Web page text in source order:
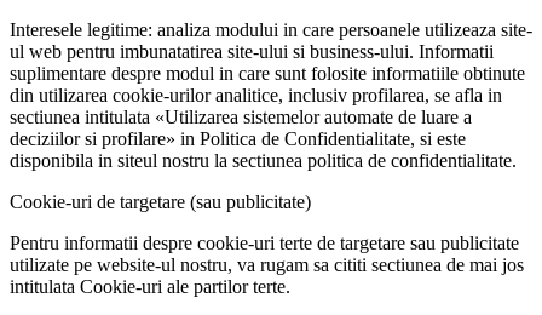
Interesele legitime: analiza modului in care persoanele utilizeaza site-
ul web pentru imbunatatirea site-ului si business-ului. Informatii
suplimentare despre modul in care sunt folosite informatiile obtinute
din utilizarea cookie-urilor analitice, inclusiv profilarea, se afla in
sectiunea intitulata «Utilizarea sistemelor automate de luare a
deciziilor si profilare» in Politica de Confidentialitate, si este
disponibila in siteul nostru la sectiunea politica de confidentialitate.
Cookie-uri de targetare (sau publicitate)
Pentru informatii despre cookie-uri terte de targetare sau publicitate
utilizate pe website-ul nostru, va rugam sa cititi sectiunea de mai jos
intitulata Cookie-uri ale partilor terte.